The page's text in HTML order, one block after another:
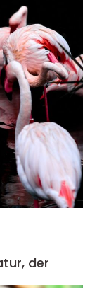
der